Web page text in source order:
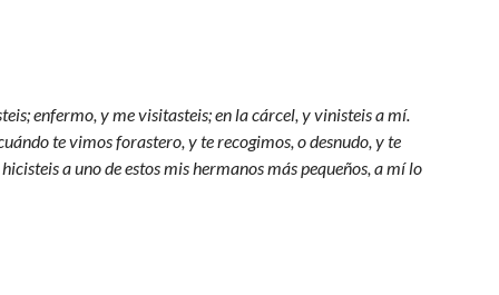
enfermo, y me visitasteis; en la cárcel, y vinisteis a mí.
te vimos forastero, y te recogimos, o desnudo, y te
a uno de estos mis hermanos más pequeños, a mí lo